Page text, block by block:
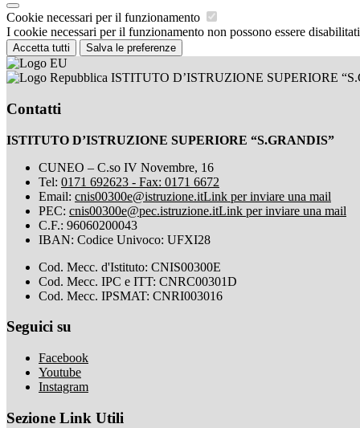
Cookie necessari per il funzionamento
I cookie necessari per il funzionamento non possono essere
Accetta tutti Salva le preferenze
ISTITUTO D’ISTRUZIONE SUPERIORE
Contatti
ISTITUTO D’ISTRUZIONE SUPERIORE “S.GRANDIS”
CUNEO – C.so IV Novembre, 16
Tel: 0171 692623 - Fax: 0171 6672
Email: cnis00300e@istruzione.itLink per inviare una mail
PEC: cnis00300e@pec.istruzione.itLink per inviare una mail
C.F.: 96060200043
IBAN: Codice Univoco: UFXI28
Cod. Mecc. d'Istituto: CNIS00300E
Cod. Mecc. IPC e ITT: CNRC00301D
Cod. Mecc. IPSMAT: CNRI003016
Seguici su
Facebook
Youtube
Instagram
Sezione Link Utili